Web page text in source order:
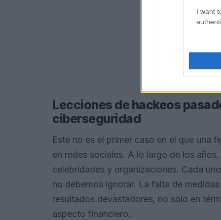
I want
Lecciones de hackeos
ciberseguridad
Este no es el primer caso en el que una
en redes sociales. A lo largo de los
celebridades y organizaciones. Cada
no debemos ignorar. La falta de
resultados devastadores, no solo en
aspecto financiero.